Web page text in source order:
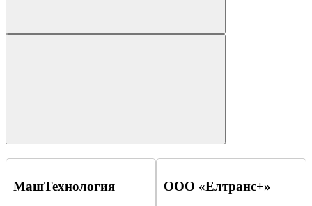
МашТехнология ООО «Елтранс+»